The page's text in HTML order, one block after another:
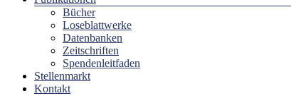
Bücher
Loseblattwerke
Datenbanken
Zeitschriften
Spendenleitfaden
Stellenmarkt
Kontakt